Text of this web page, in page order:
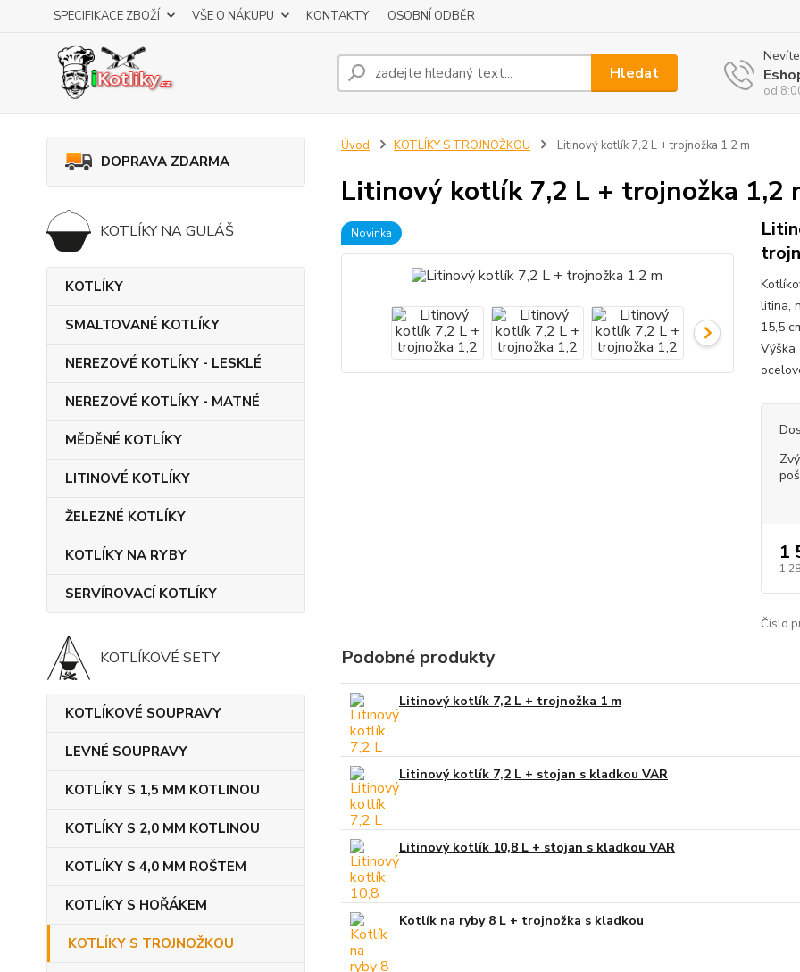
SPECIFIKACE ZBOŽÍ VŠE O NÁKUPU KONTAKTY OSOBNÍ ODBĚR
Hledat
od
DOPRAVA ZDARMA
KOTLÍKY NA GULÁŠ
KOTLÍKY
SMALTOVANÉ KOTLÍKY
NEREZOVÉ KOTLÍKY - LESKLÉ
NEREZOVÉ KOTLÍKY - MATNÉ
MĚDĚNÉ KOTLÍKY
LITINOVÉ KOTLÍKY
ŽELEZNÉ KOTLÍKY
KOTLÍKY NA RYBY
SERVÍROVACÍ KOTLÍKY
KOTLÍKOVÉ SETY
KOTLÍKOVÉ SOUPRAVY
LEVNÉ SOUPRAVY
KOTLÍKY S 1,5 MM KOTLINOU
KOTLÍKY S 2,0 MM KOTLINOU
KOTLÍKY S 4,0 MM ROŠTEM
KOTLÍKY S HOŘÁKEM
KOTLÍKY S TROJNOŽKOU
Úvod KOTLÍKY S TROJNOŽKOU Litinový kotlík 7,2 L + trojnožka 1,2 m
Litinový kotlík 7,2 L + trojnožka 1,2
Novinka
litina,
15,5
Výška
1
1
Číslo
Podobné produkty
Litinový kotlík 7,2 L + trojnožka 1 m
Litinový kotlík 7,2 L + stojan s kladkou VAR
Litinový kotlík 10,8 L + stojan s kladkou VAR
Kotlík na ryby 8 L + trojnožka s kladkou